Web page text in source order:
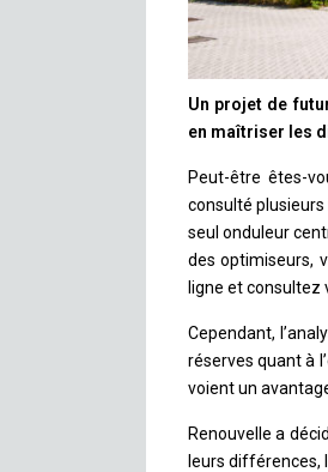
Un projet de
en maîtriser les
Peut-être êtes-
consulté
seul onduleur
des optimiseurs,
ligne et consultez
Cependant,
réserves quant à
voient un
Renouvelle a
leurs différences,